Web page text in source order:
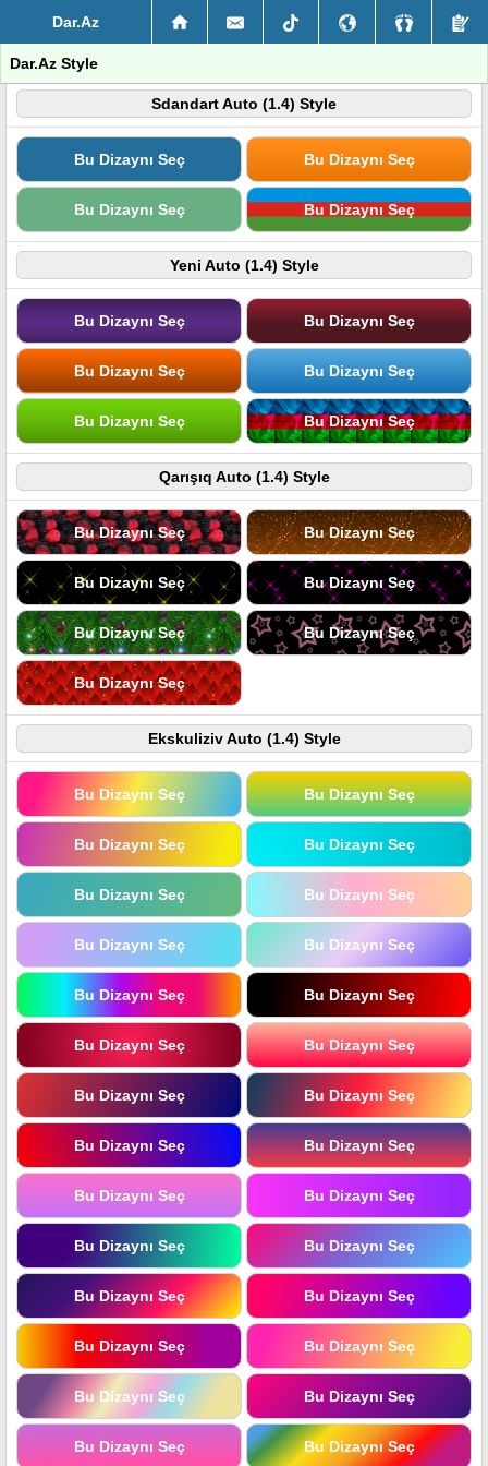
Dar.Az
Dar.Az Style
Sdandart Auto (1.4) Style
Bu Dizaynı Seç Bu Dizaynı Seç
Bu Dizaynı Seç Bu Dizaynı Seç
Yeni Auto (1.4) Style
Bu Dizaynı Seç Bu Dizaynı Seç
Bu Dizaynı Seç Bu Dizaynı Seç
Bu Dizaynı Seç Bu Dizaynı Seç
Qarışıq Auto (1.4) Style
Bu Dizaynı Seç Bu Dizaynı Seç
Bu Dizaynı Seç Bu Dizaynı Seç
Bu Dizaynı Seç Bu Dizaynı Seç
Bu Dizaynı Seç
Ekskuliziv Auto (1.4) Style
Bu Dizaynı Seç Bu Dizaynı Seç
Bu Dizaynı Seç Bu Dizaynı Seç
Bu Dizaynı Seç Bu Dizaynı Seç
Bu Dizaynı Seç Bu Dizaynı Seç
Bu Dizaynı Seç Bu Dizaynı Seç
Bu Dizaynı Seç Bu Dizaynı Seç
Bu Dizaynı Seç Bu Dizaynı Seç
Bu Dizaynı Seç Bu Dizaynı Seç
Bu Dizaynı Seç Bu Dizaynı Seç
Bu Dizaynı Seç Bu Dizaynı Seç
Bu Dizaynı Seç Bu Dizaynı Seç
Bu Dizaynı Seç Bu Dizaynı Seç
Bu Dizaynı Seç Bu Dizaynı Seç
Bu Dizaynı Seç Bu Dizaynı Seç